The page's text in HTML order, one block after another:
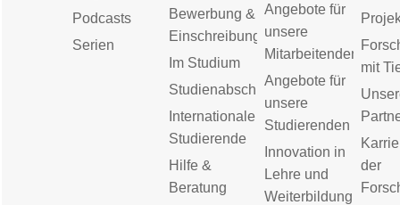
Podcasts
Serien
Bewerbung &
Einschreibung
Im Studium
Studienabschluss
Internationale
Studierende
Hilfe &
Beratung
Angebote für
unsere
Mitarbeitenden
Angebote für
unsere
Studierenden
Innovation in
Lehre und
Weiterbildung
mit
der